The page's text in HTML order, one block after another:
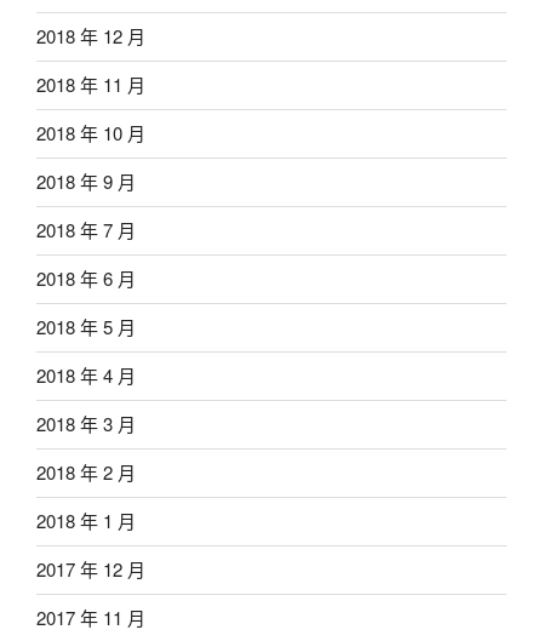
2018 年 12 月
2018 年 11 月
2018 年 10 月
2018 年 9 月
2018 年 7 月
2018 年 6 月
2018 年 5 月
2018 年 4 月
2018 年 3 月
2018 年 2 月
2018 年 1 月
2017 年 12 月
2017 年 11 月